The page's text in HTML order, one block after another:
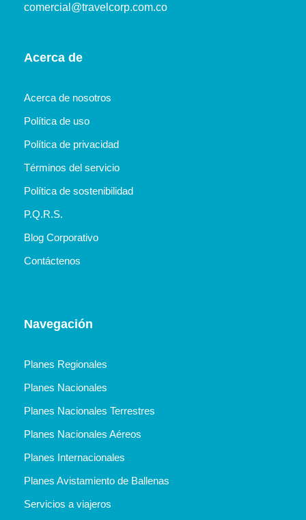
comercial@travelcorp.com.co
Acerca de
Acerca de nosotros
Política de uso
Política de privacidad
Términos del servicio
Política de sostenibilidad
P.Q.R.S.
Blog Corporativo
Contáctenos
Navegación
Planes Regionales
Planes Nacionales
Planes Nacionales Terrestres
Planes Nacionales Aéreos
Planes Internacionales
Planes Avistamiento de Ballenas
Servicios a viajeros